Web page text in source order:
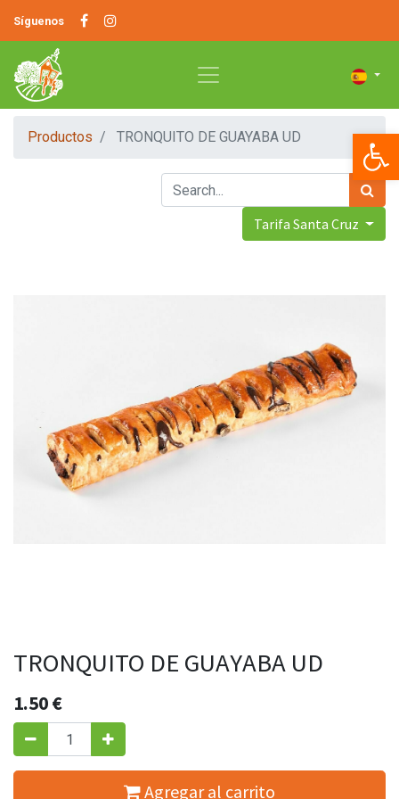
Síguenos
Productos TRONQUITO DE GUAYABA UD
Tarifa Santa Cruz
TRONQUITO DE GUAYABA UD
1.50€
Agregar al carrito